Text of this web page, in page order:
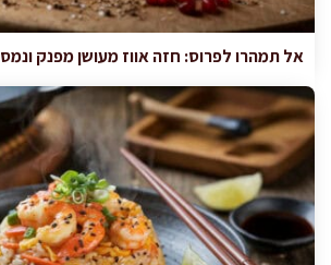
אל תמהרו לפרוס: חזה אווז מעושן מפנק ונמס